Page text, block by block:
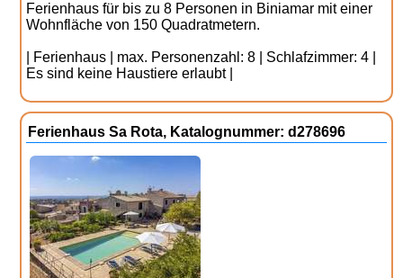
Ferienhaus für bis zu 8 Personen in Biniamar mit einer
Wohnfläche von 150 Quadratmetern.
| Ferienhaus | max. Personenzahl: 8 | Schlafzimmer: 4 |
Es sind keine Haustiere erlaubt |
Ferienhaus Sa Rota, Katalognummer: d278696